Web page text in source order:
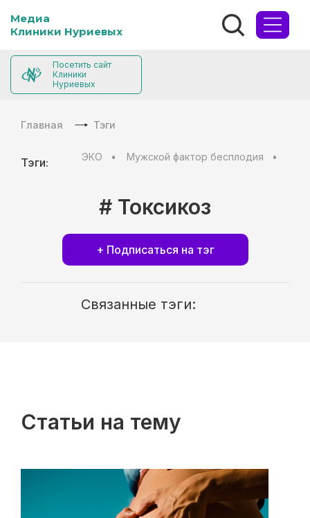
Медиа
Клиники Нуриевых
Посетить сайт
Клиники
Нуриевых
Главная Тэги
Тэги: ЭКО Мужской фактор бесплодия
# Токсикоз
+ Подписаться на тэг
Связанные тэги:
Статьи на тему